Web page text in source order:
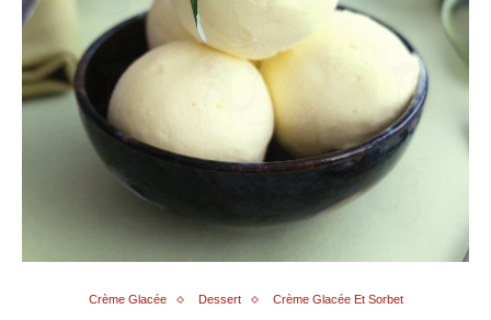
Crème Glacée Dessert Crème Glacée Et Sorbet